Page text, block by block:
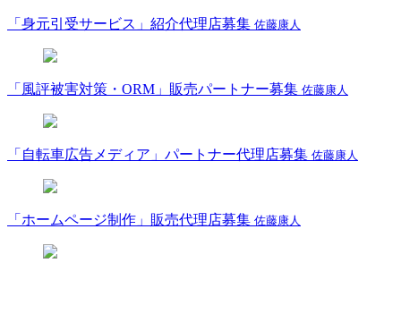
「身元引受サービス」紹介代理店募集 佐藤康人
「風評被害対策・ORM」販売パートナー募集 佐藤康人
「自転車広告メディア」パートナー代理店募集 佐藤康人
「ホームページ制作」販売代理店募集 佐藤康人